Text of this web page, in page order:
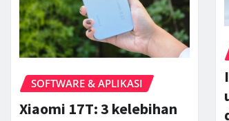
SOFTWARE & APLIKASI
Xiaomi 17T: 3 kelebihan